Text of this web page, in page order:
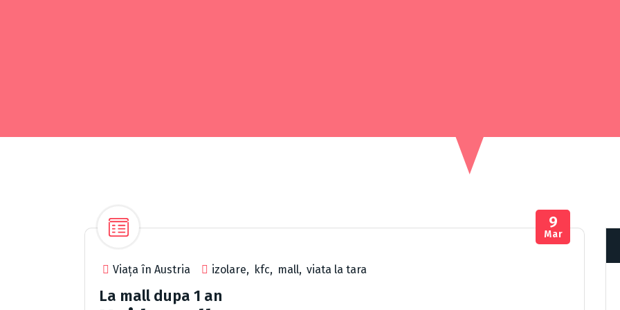
Viața în Austria izolare, kfc, mall, viata la tara
9
Mar
La mall dupa 1 an